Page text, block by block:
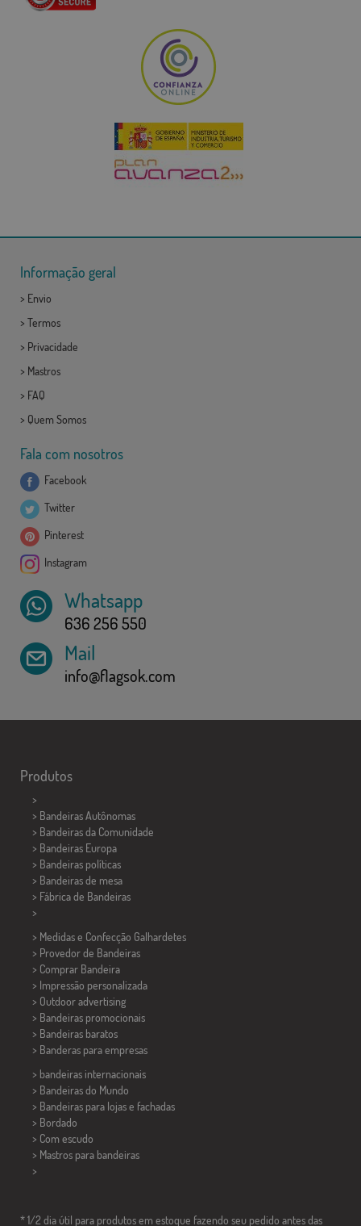
Informação geral
> Envio
> Termos
> Privacidade
> Mastros
> FAQ
> Quem Somos
Fala com nosotros
Facebook
Twitter
Pinterest
Instagram
Whatsapp
636 256 550
Mail
info@flagsok.com
Produtos
>
> Bandeiras Autônomas
> Bandeiras da Comunidade
> Bandeiras Europa
> Bandeiras políticas
> Bandeiras de mesa
> Fábrica de Bandeiras
>
> Medidas e Confecção Galhardetes
> Provedor de Bandeiras
> Comprar Bandeira
> Impressão personalizada
> Outdoor advertising
> Bandeiras promocionais
> Bandeiras baratos
> Banderas para empresas
> bandeiras internacionais
> Bandeiras do Mundo
> Bandeiras para lojas e fachadas
> Bordado
> Com escudo
> Mastros para bandeiras
>
* 1/2 dia útil para produtos em estoque fazendo seu pedido antes das